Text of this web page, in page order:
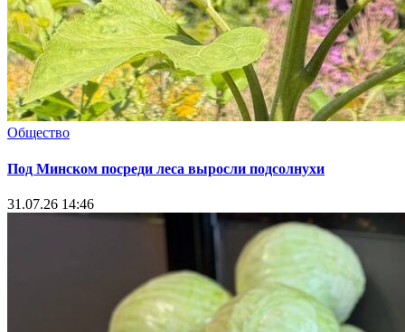
Общество
Под Минском посреди леса выросли подсолнухи
31.07.26 14:46